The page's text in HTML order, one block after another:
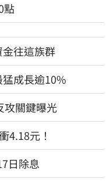
點
往這族群
成長逾10%
關鍵曝光
4.18元！
日除息